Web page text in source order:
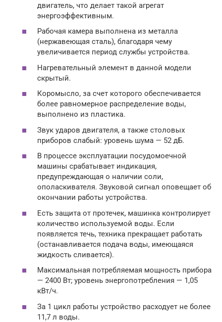
двигатель, что делает такой агрегат
энергоэффективным.
Рабочая камера выполнена из металла
(нержавеющая сталь), благодаря чему
увеличивается период службы устройства.
Нагревательный элемент в данной модели
скрытый.
Коромысло, за счет которого обеспечивается
более равномерное распределение воды,
выполнено из пластика.
Звук ударов двигателя, а также столовых
приборов слабый: уровень шума — 52 дБ.
В процессе эксплуатации посудомоечной
машины срабатывает индикация,
предупреждающая о наличии соли,
ополаскивателя. Звуковой сигнал оповещает об
окончании работы устройства.
Есть защита от протечек, машинка контролирует
количество используемой воды. Если
появляется течь, техника прекращает работать
(останавливается подача воды, имеющаяся
жидкость сливается).
Максимальная потребляемая мощность прибора
— 2400 Вт; уровень энергопотребления — 1,05
кВт/ч.
За 1 цикл работы устройство расходует не более
11,7 л воды.